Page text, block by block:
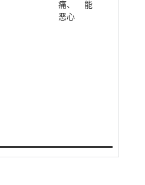
痛、
恶心
能